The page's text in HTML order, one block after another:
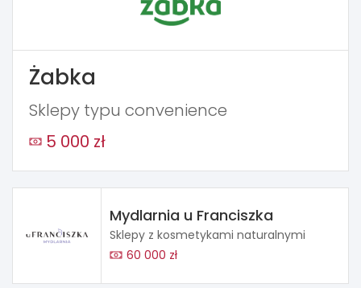
Żabka
Sklepy typu convenience
5 000 zł
Mydlarnia u Franciszka
Sklepy z kosmetykami naturalnymi
60 000 zł